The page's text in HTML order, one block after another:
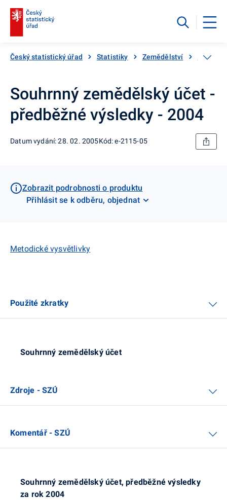
Český statistický úřad Statistiky Zemědělství Katalog
Souhrnný zemědělský účet -
předběžné výsledky - 2004
Datum vydání: 28. 02. 2005Kód: e-2115-05
Zobrazit podrobnosti o produktu
Přihlásit se k odběru, objednat
Metodické vysvětlivky
Použité zkratky
Souhrnný zemědělský účet
Zdroje - SZÚ
Komentář - SZÚ
Souhrnný zemědělský účet, předběžné výsledky
za rok 2004